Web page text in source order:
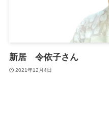
新居 令依子さん
2021年12月4日